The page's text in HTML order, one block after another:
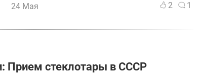
24 Мая
2 1
Прием стеклотары в СССР